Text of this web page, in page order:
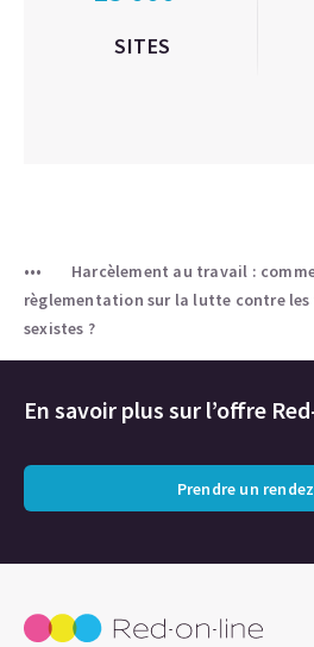
SITES
Harcèlement au travail :
règlementation sur la lutte contre les
sexistes ?
En savoir plus sur l’offre
Prendre un